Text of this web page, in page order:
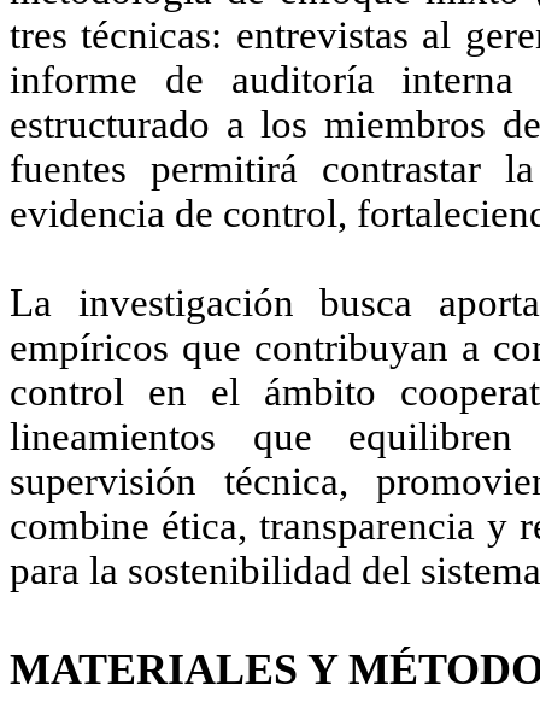
tres técnicas: entrevistas al
informe de auditoría
estructurado a los miembros
fuentes permitirá contrastar
evidencia de control,
La investigación busca
empíricos que contribuyan a
control en el ámbito
lineamientos que
supervisión técnica,
combine ética, transparencia y
para la sostenibilidad del
MATERIALES Y